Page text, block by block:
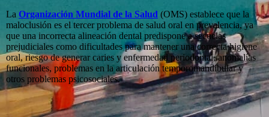
La Organización Mundial de la Salud (OMS) establece que la
maloclusión es el tercer problema de salud oral en prevalencia, ya
que una incorrecta alineación dental predispone a secuelas
prejudiciales como dificultades para mantener una correcta higiene
oral, riesgo de generar caries y enfermedad periodontal, anomalías
funcionales, problemas en la articulación temporomandibular y
otros problemas psicosociales.